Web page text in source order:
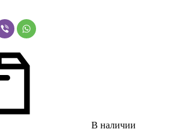
В наличии